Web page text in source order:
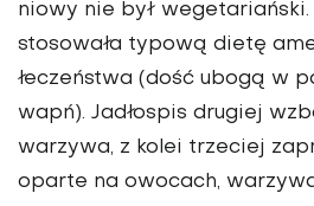
niowy nie był
stosowała typową dietę
łeczeństwa (dość ubogą w
wapń). Jadłospis drugiej
warzywa, z kolei trzeciej
oparte na owocach,